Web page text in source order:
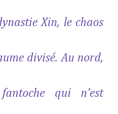
Xin, le chaos
divisé. Au nord,
qui n’est